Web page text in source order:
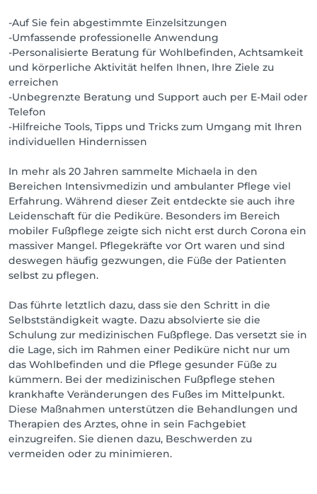
-Auf Sie fein abgestimmte Einzelsitzungen
-Umfassende professionelle Anwendung
-Personalisierte Beratung für Wohlbefinden, Achtsamkeit
und körperliche Aktivität helfen Ihnen, Ihre Ziele zu
erreichen
-Unbegrenzte Beratung und Support auch per E-Mail oder
Telefon
-Hilfreiche Tools, Tipps und Tricks zum Umgang mit Ihren
individuellen Hindernissen
In mehr als 20 Jahren sammelte Michaela in den
Bereichen Intensivmedizin und ambulanter Pflege viel
Erfahrung. Während dieser Zeit entdeckte sie auch ihre
Leidenschaft für die Pediküre. Besonders im Bereich
mobiler Fußpflege zeigte sich nicht erst durch Corona ein
massiver Mangel. Pflegekräfte vor Ort waren und sind
deswegen häufig gezwungen, die Füße der Patienten
selbst zu pflegen.
Das führte letztlich dazu, dass sie den Schritt in die
Selbstständigkeit wagte. Dazu absolvierte sie die
Schulung zur medizinischen Fußpflege. Das versetzt sie in
die Lage, sich im Rahmen einer Pediküre nicht nur um
das Wohlbefinden und die Pflege gesunder Füße zu
kümmern. Bei der medizinischen Fußpflege stehen
krankhafte Veränderungen des Fußes im Mittelpunkt.
Diese Maßnahmen unterstützen die Behandlungen und
Therapien des Arztes, ohne in sein Fachgebiet
einzugreifen. Sie dienen dazu, Beschwerden zu
vermeiden oder zu minimieren.